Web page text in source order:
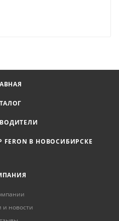
В НОВОСИБИРСКЕ
и новости